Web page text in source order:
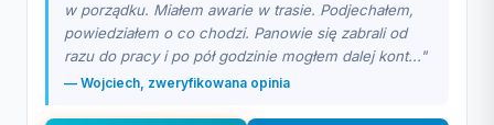
w porządku. Miałem awarie w trasie. Podjechałem,
powiedziałem o co chodzi. Panowie się zabrali od
razu do pracy i po pół godzinie mogłem dalej kont..."
— Wojciech, zweryfikowana opinia